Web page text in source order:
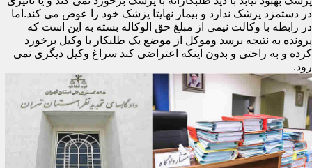
در دستمزد پزشک ندارد و بیمار نهایتا پزشک خود را عوض می کند.اما
در رابطه با وکالت نیمی از مبلغ حق الوکاله بسته به این است که
پرونده به نتیجه برسد وموکل از موضع یک طلبکار با وکیل برخورد
کرده و به راحتی و بدون اینکه اعتراضی کند سراغ وکیل دیگری نمی
رود.